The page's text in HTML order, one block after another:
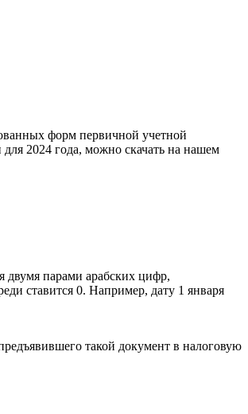
форм первичной учетной
2024 года, можно скачать на нашем
двумя парами арабских цифр,
ставится 0. Например, дату 1 января
такой документ в налоговую